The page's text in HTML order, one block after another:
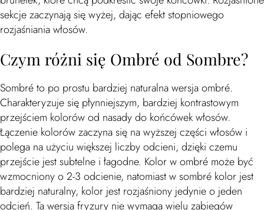
sekcje zaczynają się wyżej, dając efekt stopniowego
rozjaśniania włosów.
Czym różni się Ombré od Sombre?
Sombré to po prostu bardziej naturalna wersja ombré.
Charakteryzuje się płynniejszym, bardziej kontrastowym
przejściem kolorów od nasady do końcówek włosów.
Łączenie kolorów zaczyna się na wyższej części włosów i
polega na użyciu większej liczby odcieni, dzięki czemu
przejście jest subtelne i łagodne. Kolor w ombré może być
wzmocniony o 2-3 odcienie, natomiast w sombré kolor jest
bardziej naturalny, kolor jest rozjaśniony jedynie o jeden
odcień. Ta wersja fryzury nie wymaga wielu zabiegów